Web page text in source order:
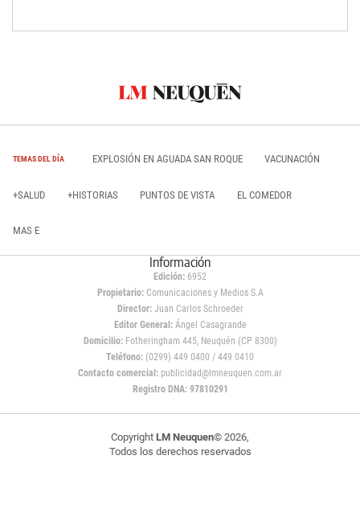
TEMAS DEL DÍA EXPLOSIÓN EN AGUADA SAN ROQUE VACUNACIÓN
+SALUD +HISTORIAS PUNTOS DE VISTA EL COMEDOR
MAS E
Información
Edición: 6952
Propietario:Comunicaciones y Medios S.A
Director: Juan Carlos Schroeder
Editor General:Ángel Casagrande
Domicilio:Fotheringham 445, Neuquén (CP 8300)
Teléfono: (0299) 449 0400 / 449 0410
Contacto comercial: publicidad@lmneuquen.com.ar
Registro DNA: 97810291
Copyright LM Neuquen© 2026,
Todos los derechos reservados